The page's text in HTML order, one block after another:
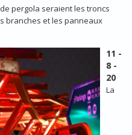
pergola seraient les troncs
branches et les panneaux
11 -
8 -
20
La